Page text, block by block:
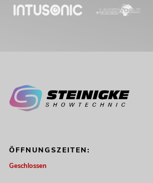
ÖFFNUNGSZEITEN:
Geschlossen